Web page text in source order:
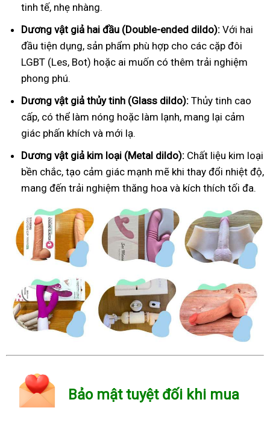
tinh tế, nhẹ nhàng.
Dương vật giả hai đầu (Double-ended dildo): Với hai
đầu tiện dụng, sản phẩm phù hợp cho các cặp đôi
LGBT (Les, Bot) hoặc ai muốn có thêm trải nghiệm
phong phú.
Dương vật giả thủy tinh (Glass dildo): Thủy tinh cao
cấp, có thể làm nóng hoặc làm lạnh, mang lại cảm
giác phấn khích và mới lạ.
Dương vật giả kim loại (Metal dildo): Chất liệu kim loại
bền chắc, tạo cảm giác mạnh mẽ khi thay đổi nhiệt độ,
mang đến trải nghiệm thăng hoa và kích thích tối đa.
Bảo mật tuyệt đối khi mua